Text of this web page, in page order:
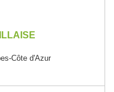
Côte d'Azur